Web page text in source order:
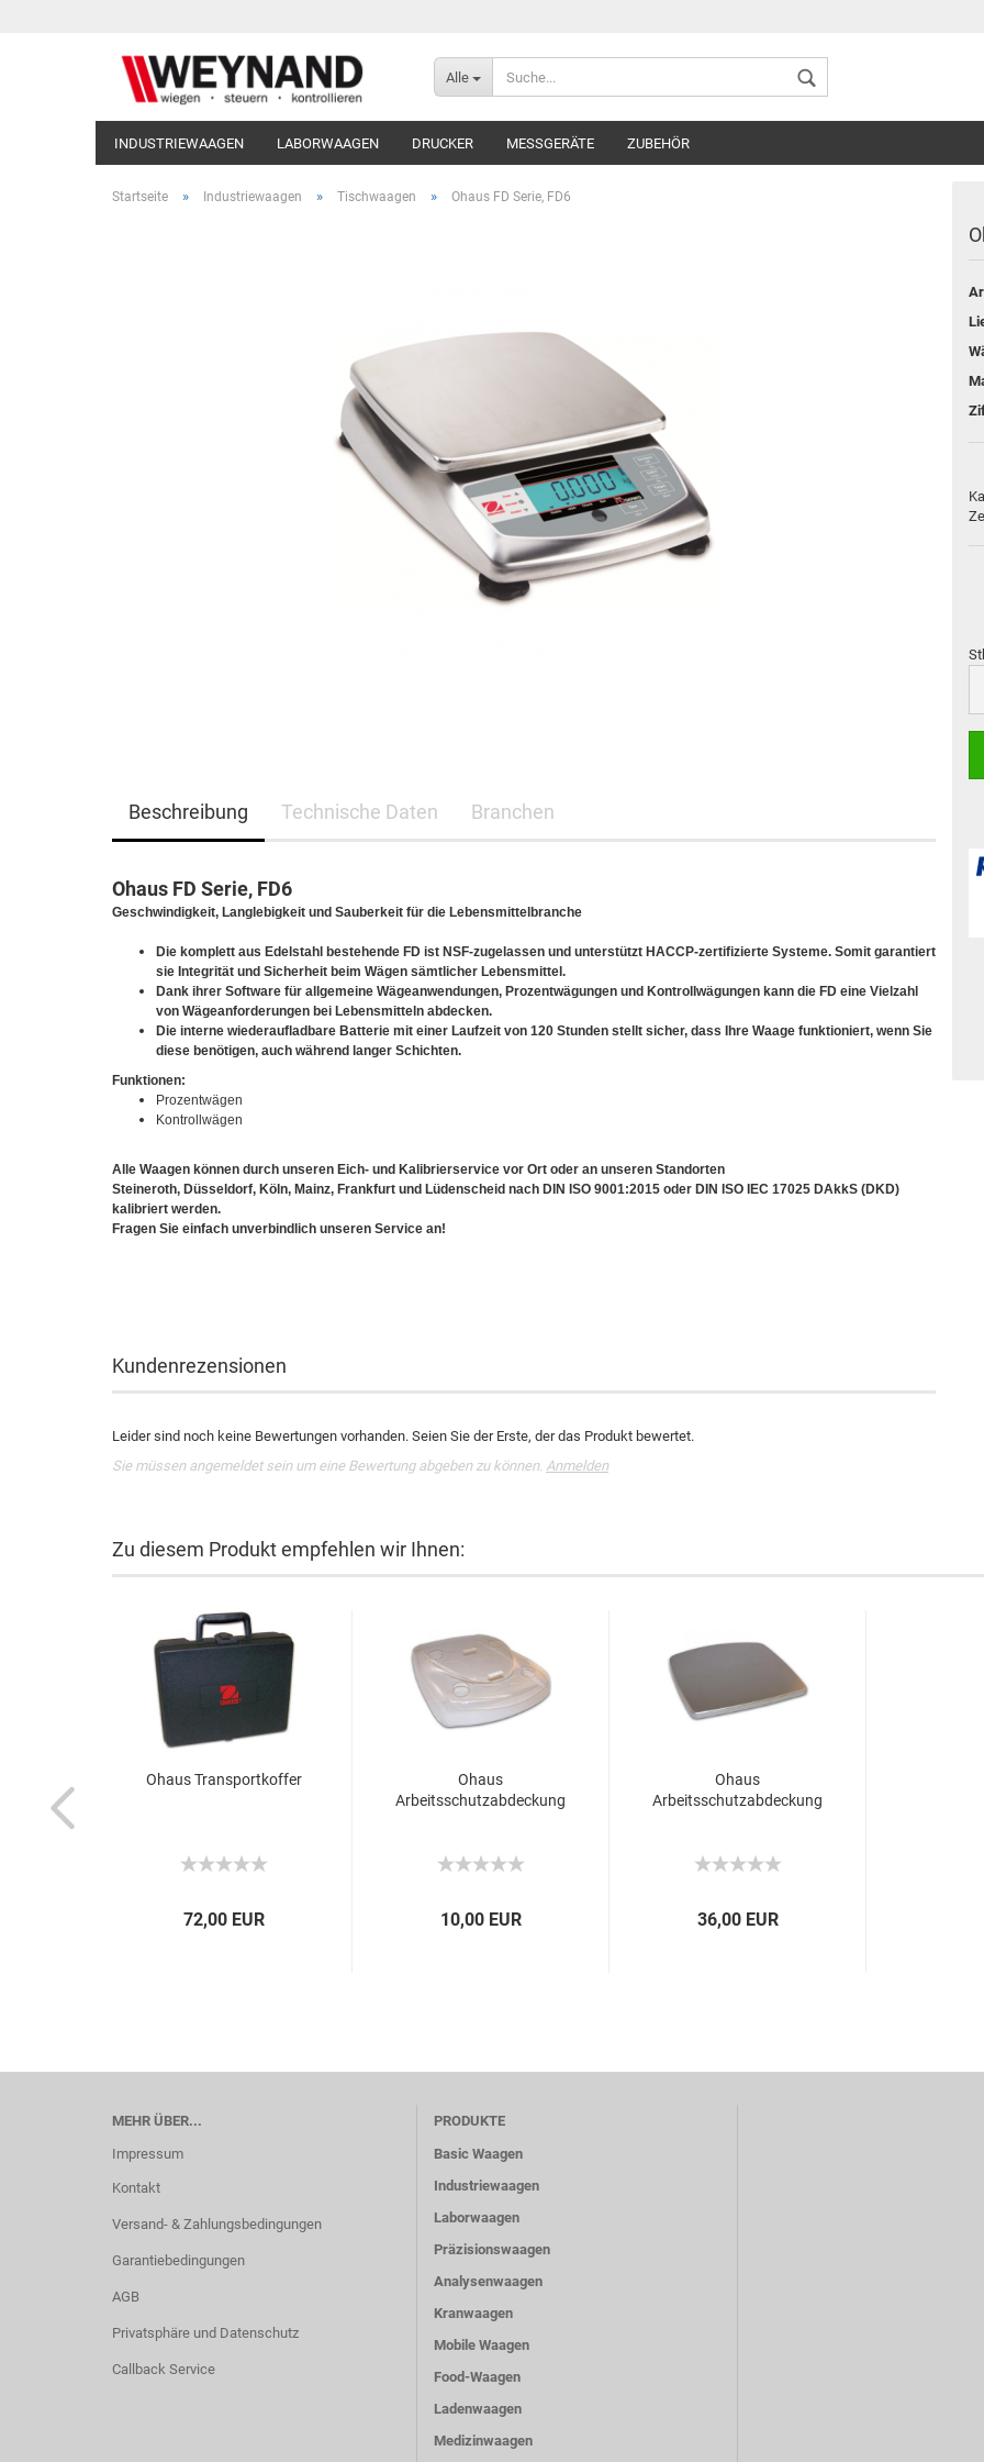
Konto
Alle
INDUSTRIEWAAGEN LABORWAAGEN DRUCKER MESSGERÄTE ZUBEHÖR
Startseite » Industriewaagen » Tischwaagen » Ohaus FD Serie, FD6
Beschreibung Technische Daten Branchen
Ohaus FD Serie, FD6
Geschwindigkeit, Langlebigkeit und Sauberkeit für die Lebensmittelbranche
Die komplett aus Edelstahl bestehende FD ist NSF-zugelassen und unterstützt HACCP-zertifizierte Systeme. Somit garantiert
sie Integrität und Sicherheit beim Wägen sämtlicher Lebensmittel.
Dank ihrer Software für allgemeine Wägeanwendungen, Prozentwägungen und Kontrollwägungen kann die FD eine Vielzahl
von Wägeanforderungen bei Lebensmitteln abdecken.
Die interne wiederaufladbare Batterie mit einer Laufzeit von 120 Stunden stellt sicher, dass Ihre Waage funktioniert, wenn Sie
diese benötigen, auch während langer Schichten.
Funktionen:
Prozentwägen
Kontrollwägen
Alle Waagen können durch unseren Eich- und Kalibrierservice vor Ort oder an unseren Standorten
Steineroth, Düsseldorf, Köln, Mainz, Frankfurt und Lüdenscheid nach DIN ISO 9001:2015 oder DIN ISO IEC 17025 DAkkS (DKD)
kalibriert werden.
Fragen Sie einfach unverbindlich unseren Service an!
Kundenrezensionen
Leider sind noch keine Bewertungen vorhanden. Seien Sie der Erste, der das Produkt bewertet.
Sie müssen angemeldet sein um eine Bewertung abgeben zu können. Anmelden
Zu diesem Produkt empfehlen wir Ihnen:
Ohaus Transportkoffer
72,00 EUR
Ohaus
Arbeitsschutzabdeckung
10,00 EUR
Ohaus
Arbeitsschutzabdeckung
36,00 EUR
MEHR ÜBER...
Impressum
Kontakt
Versand- & Zahlungsbedingungen
Garantiebedingungen
AGB
Privatsphäre und Datenschutz
Callback Service
PRODUKTE
Basic Waagen
Industriewaagen
Laborwaagen
Präzisionswaagen
Analysenwaagen
Kranwaagen
Mobile Waagen
Food-Waagen
Ladenwaagen
Medizinwaagen